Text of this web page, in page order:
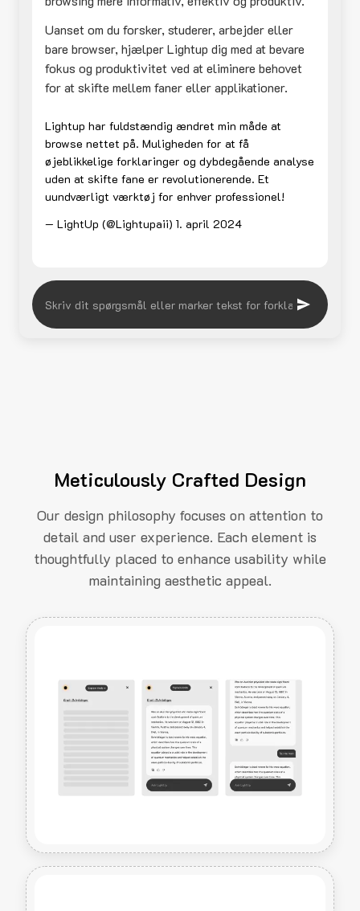
Uanset om du forsker, studerer, arbejder eller
bare browser, hjælper Lightup dig med at bevare
fokus og produktivitet ved at eliminere behovet
for at skifte mellem faner eller applikationer.
Lightup har fuldstændig ændret min måde at
browse nettet på. Muligheden for at få
øjeblikkelige forklaringer og dybdegående analyse
uden at skifte fane er revolutionerende. Et
uundværligt værktøj for enhver professionel!
— LightUp (@Lightupaii) 1. april 2024
Meticulously Crafted Design
Our design philosophy focuses on attention to
detail and user experience. Each element is
thoughtfully placed to enhance usability while
maintaining aesthetic appeal.